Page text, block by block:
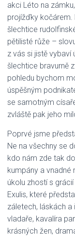
akci Léto na
projížďky kočárem.
šlechtice
pětilisté růže –
z vás si jistě
šlechtice bravurně
pohledu bychom
úspěšným
se samotným
zvláště pak jeho
Poprvé jsme
Ne na všechny se
kdo nám zde tak
kumpány a
úkolu zhostí s
Exulis, které
záletech, láskách
vladaře, kavalíra
krásných žen,